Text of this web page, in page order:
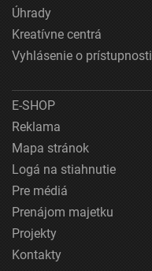
Úhrady
Kreatívne centrá
Vyhlásenie o prístupnosti
E-SHOP
Reklama
Mapa stránok
Logá na stiahnutie
Pre médiá
Prenájom majetku
Projekty
Kontakty